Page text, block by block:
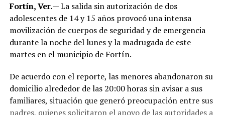
Fortín, Ver.— La salida sin autorización de dos
adolescentes de 14 y 15 años provocó una intensa
movilización de cuerpos de seguridad y de emergencia
durante la noche del lunes y la madrugada de este
martes en el municipio de Fortín.
De acuerdo con el reporte, las menores abandonaron su
domicilio alrededor de las 20:00 horas sin avisar a sus
familiares, situación que generó preocupación entre sus
padres, quienes solicitaron el apoyo de las autoridades a